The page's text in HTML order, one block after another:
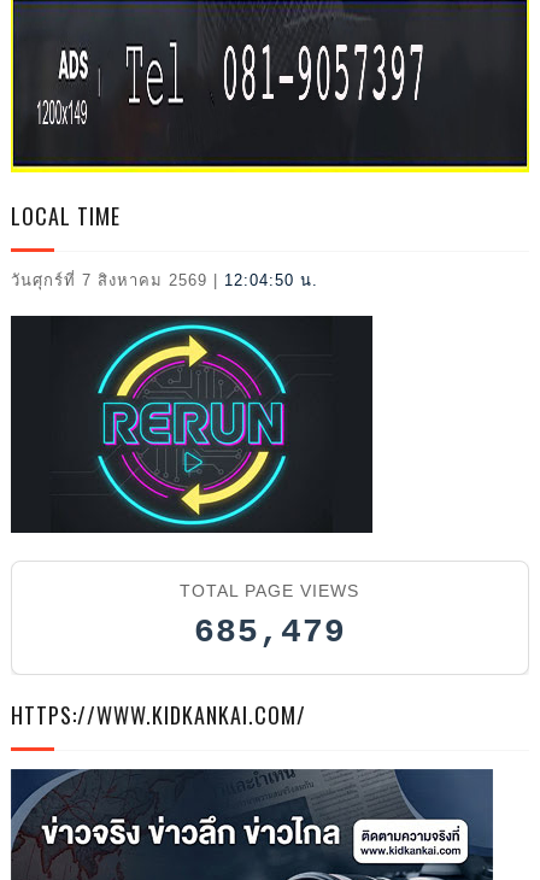
2026
LOCAL TIME
วันศุกร์ที่ 7 สิงหาคม 2569 12:04:51 น.
TOTAL PAGE VIEWS
685,479
HTTPS://WWW.KIDKANKAI.COM/